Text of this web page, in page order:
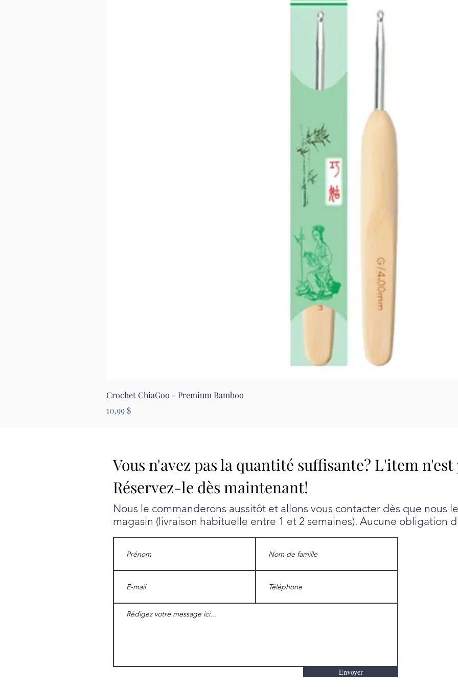
Crochet ChiaGoo - Premium Bamboo
Prix
10,99 $
Vous n'avez pas la quantité suffisante? L'item
Réservez-le dès maintenant!
Nous le commanderons aussitôt et allons vous contacter dès que nous
magasin (livraison habituelle entre 1 et 2 semaines). Aucune obligation
Envoyer